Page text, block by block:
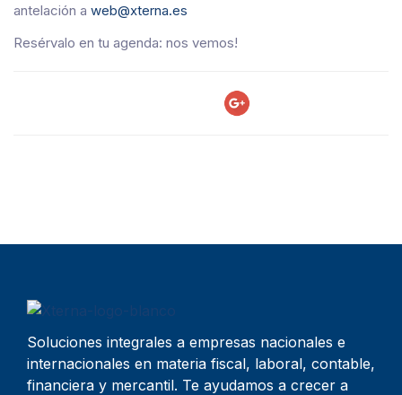
antelación a web@xterna.es
Resérvalo en tu agenda: nos vemos!
Soluciones integrales a empresas nacionales e
internacionales en materia fiscal, laboral, contable,
financiera y mercantil. Te ayudamos a crecer a